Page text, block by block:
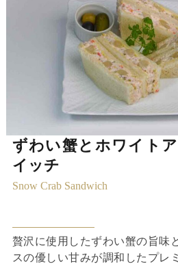
ずわい蟹とホワイト
イッチ
Snow Crab Sandwich
贅沢に使用したずわい蟹の旨味
スの優しい甘みが調和したプレ